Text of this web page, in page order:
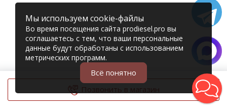
Позвонить в магазин
© 2006 – 2026 Prodiesel
Мы используем cookie-файлы
Во время посещения сайта prodiesel.pro вы
соглашаетесь с тем, что ваши персональные
данные будут обработаны с использованием
метрических программ.
Всё понятно